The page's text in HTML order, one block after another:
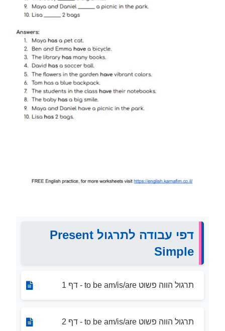
דפי עבודה לתרגול Present
Simple
תרגול הווה פשוט to be am/is/are - דף 1
תרגול הווה פשוט to be am/is/are - דף 2